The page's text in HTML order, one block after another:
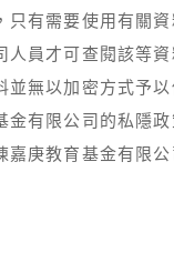
只有需要使用有關
人員才可查閱該等
並無以加密方式予
金有限公司的私隱
嘉庚教育基金有限公